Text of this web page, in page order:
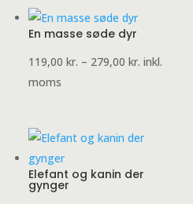
En masse søde dyr
119,00kr. – 279,00kr. Prisinterval:
inkl.
moms
Elefant og kanin der
gynger